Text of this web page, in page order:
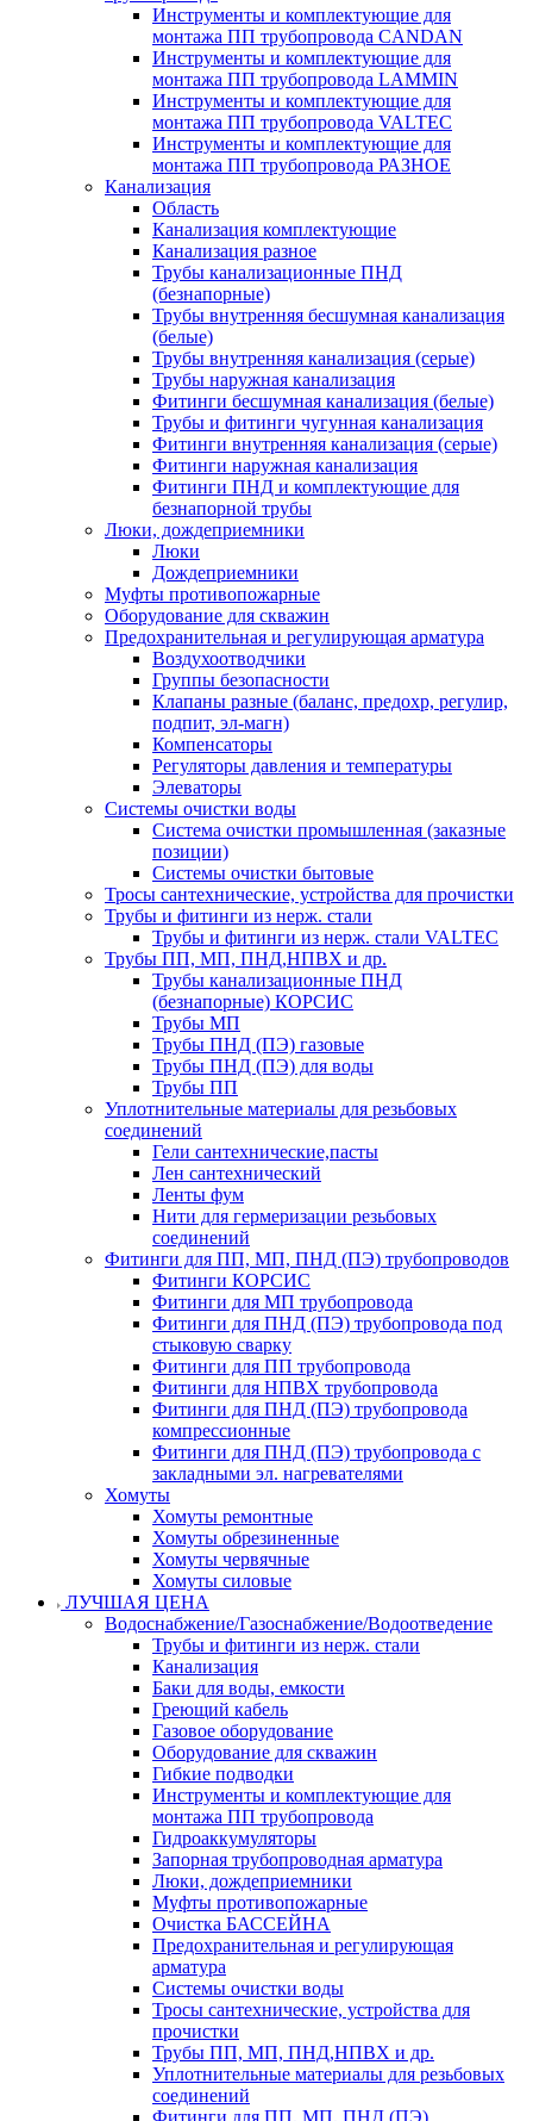
Инструменты и комплектующие для
монтажа ПП трубопровода CANDAN
Инструменты и комплектующие для
монтажа ПП трубопровода LAMMIN
Инструменты и комплектующие для
монтажа ПП трубопровода VALTEC
Инструменты и комплектующие для
монтажа ПП трубопровода РАЗНОЕ
Канализация
Область
Канализация комплектующие
Канализация разное
Трубы канализационные ПНД
(безнапорные)
Трубы внутренняя бесшумная канализация
(белые)
Трубы внутренняя канализация (серые)
Трубы наружная канализация
Фитинги бесшумная канализация (белые)
Трубы и фитинги чугунная канализация
Фитинги внутренняя канализация (серые)
Фитинги наружная канализация
Фитинги ПНД и комплектующие для
безнапорной трубы
Люки, дождеприемники
Люки
Дождеприемники
Муфты противопожарные
Оборудование для скважин
Предохранительная и регулирующая арматура
Воздухоотводчики
Группы безопасности
Клапаны разные (баланс, предохр, регулир,
подпит, эл-магн)
Компенсаторы
Регуляторы давления и температуры
Элеваторы
Системы очистки воды
Система очистки промышленная (заказные
позиции)
Системы очистки бытовые
Тросы сантехнические, устройства для прочистки
Трубы и фитинги из нерж. стали
Трубы и фитинги из нерж. стали VALTEC
Трубы ПП, МП, ПНД,НПВХ и др.
Трубы канализационные ПНД
(безнапорные) КОРСИС
Трубы МП
Трубы ПНД (ПЭ) газовые
Трубы ПНД (ПЭ) для воды
Трубы ПП
Уплотнительные материалы для резьбовых
соединений
Гели сантехнические,пасты
Лен сантехнический
Ленты фум
Нити для гермеризации резьбовых
соединений
Фитинги для ПП, МП, ПНД (ПЭ) трубопроводов
Фитинги КОРСИС
Фитинги для МП трубопровода
Фитинги для ПНД (ПЭ) трубопровода под
стыковую сварку
Фитинги для ПП трубопровода
Фитинги для НПВХ трубопровода
Фитинги для ПНД (ПЭ) трубопровода
компрессионные
Фитинги для ПНД (ПЭ) трубопровода с
закладными эл. нагревателями
Хомуты
Хомуты ремонтные
Хомуты обрезиненные
Хомуты червячные
Хомуты силовые
ЛУЧШАЯ ЦЕНА
Водоснабжение/Газоснабжение/Водоотведение
Трубы и фитинги из нерж. стали
Канализация
Баки для воды, емкости
Греющий кабель
Газовое оборудование
Оборудование для скважин
Гибкие подводки
Инструменты и комплектующие для
монтажа ПП трубопровода
Гидроаккумуляторы
Запорная трубопроводная арматура
Люки, дождеприемники
Муфты противопожарные
Очистка БАССЕЙНА
Предохранительная и регулирующая
арматура
Системы очистки воды
Тросы сантехнические, устройства для
прочистки
Трубы ПП, МП, ПНД,НПВХ и др.
Уплотнительные материалы для резьбовых
соединений
Фитинги для ПП, МП, ПНД (ПЭ)